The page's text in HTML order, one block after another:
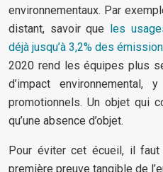
environnementaux. Par
distant, savoir que
les
déjà jusqu’à 3,2% des
2020 rend les équipes plus
d’impact
promotionnels. Un objet qui
qu’une absence d’objet.
Pour éviter cet écueil, il faut
première preuve tangible de